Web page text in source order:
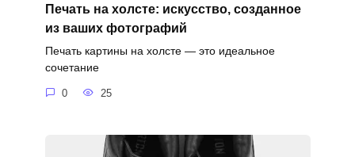
Печать на холсте: искусство, созданное
из ваших фотографий
Печать картины на холсте — это идеальное
сочетание
0 25